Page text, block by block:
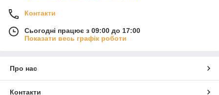
Контакти
Сьогодні працює з 09:00 до 17:00
Показати весь графік роботи
Про нас
Контакти